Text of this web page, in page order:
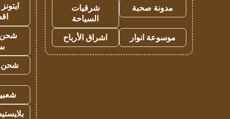
مدونة صحبة
شرقيات
السياحة
موسوعة انوار
اشراق الأرباح
شحن